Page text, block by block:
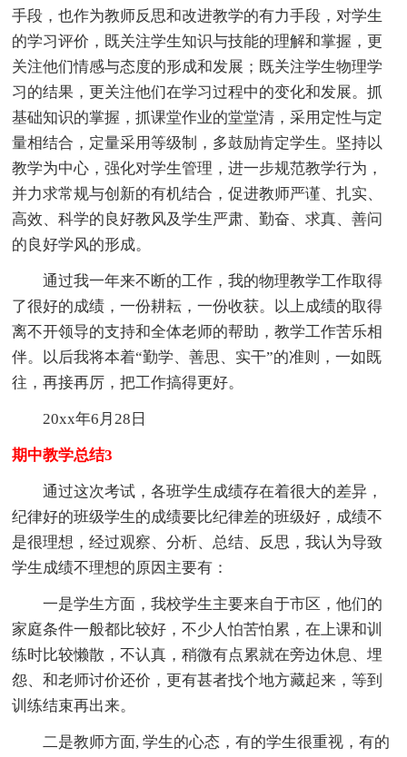
手段，也作为教师反思和改进教学的有力手段，对学生
的学习评价，既关注学生知识与技能的理解和掌握，更
关注他们情感与态度的形成和发展；既关注学生物理学
习的结果，更关注他们在学习过程中的变化和发展。抓
基础知识的掌握，抓课堂作业的堂堂清，采用定性与定
量相结合，定量采用等级制，多鼓励肯定学生。坚持以
教学为中心，强化对学生管理，进一步规范教学行为，
并力求常规与创新的有机结合，促进教师严谨、扎实、
高效、科学的良好教风及学生严肃、勤奋、求真、善问
的良好学风的形成。
通过我一年来不断的工作，我的物理教学工作取得
了很好的成绩，一份耕耘，一份收获。以上成绩的取得
离不开领导的支持和全体老师的帮助，教学工作苦乐相
伴。以后我将本着“勤学、善思、实干”的准则，一如既
往，再接再厉，把工作搞得更好。
20xx年6月28日
期中教学总结3
通过这次考试，各班学生成绩存在着很大的差异，
纪律好的班级学生的成绩要比纪律差的班级好，成绩不
是很理想，经过观察、分析、总结、反思，我认为导致
学生成绩不理想的原因主要有：
一是学生方面，我校学生主要来自于市区，他们的
家庭条件一般都比较好，不少人怕苦怕累，在上课和训
练时比较懒散，不认真，稍微有点累就在旁边休息、埋
怨、和老师讨价还价，更有甚者找个地方藏起来，等到
训练结束再出来。
二是教师方面, 学生的心态，有的学生很重视，有的